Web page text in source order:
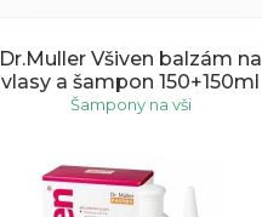
Dr.Muller Všiven balzám na
vlasy a šampon 150+150ml
Šampony na vši